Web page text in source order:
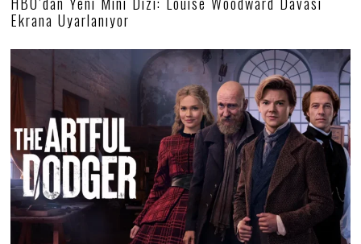
Ekrana Uyarlanıyor